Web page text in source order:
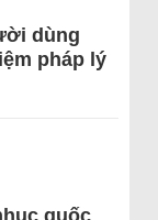
dùng
pháp lý
quốc